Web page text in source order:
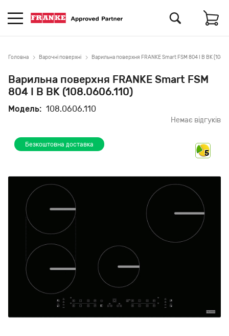
Головна Варочні поверхні Варильна поверхня FRANKE Smart FSM 804 I B BK
Варильна поверхня FRANKE Smart FSM
804 I B BK (108.0606.110)
Модель: 108.0606.110
Немає відгуків
Безкоштовна доставка
5